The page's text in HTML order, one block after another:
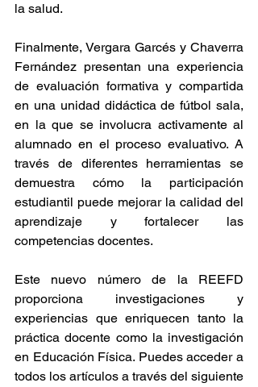
la salud.
Finalmente, Vergara Garcés y Chaverra
Fernández presentan una experiencia
de evaluación formativa y compartida
en una unidad didáctica de fútbol sala,
en la que se involucra activamente al
alumnado en el proceso evaluativo. A
través de diferentes herramientas se
demuestra cómo la participación
estudiantil puede mejorar la calidad del
aprendizaje y fortalecer las
competencias docentes.
Este nuevo número de la REEFD
proporciona investigaciones y
experiencias que enriquecen tanto la
práctica docente como la investigación
en Educación Física. Puedes acceder a
todos los artículos a través del siguiente